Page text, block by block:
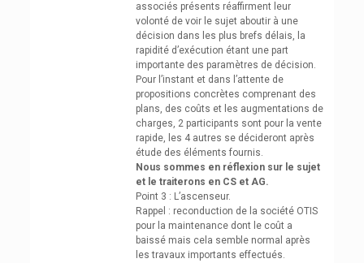
associés présents réaffirment leur
volonté de voir le sujet aboutir à une
décision dans les plus brefs délais, la
rapidité d’exécution étant une part
importante des paramètres de décision.
Pour l’instant et dans l’attente de
propositions concrètes comprenant des
plans, des coûts et les augmentations de
charges, 2 participants sont pour la vente
rapide, les 4 autres se décideront après
étude des éléments fournis.
Nous sommes en réflexion sur le sujet
et le traiterons en CS et AG.
Point 3 : L’ascenseur.
Rappel : reconduction de la société OTIS
pour la maintenance dont le coût a
baissé mais cela semble normal après
les travaux importants effectués.